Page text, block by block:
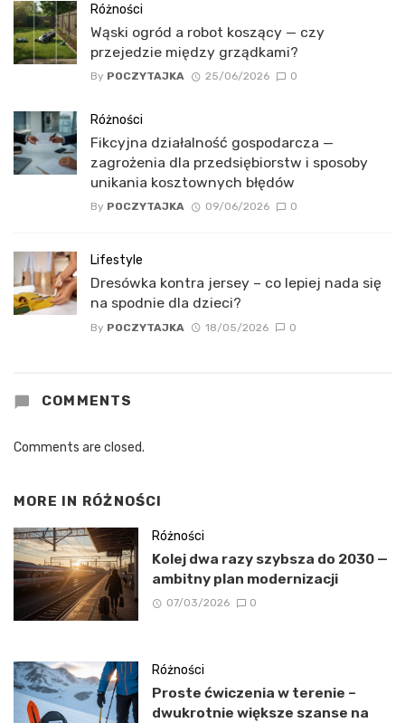
Różności
Wąski ogród a robot koszący — czy
przejedzie między grządkami?
By POCZYTAJKA 25/06/2026 0
Różności
Fikcyjna działalność gospodarcza —
zagrożenia dla przedsiębiorstw i sposoby
unikania kosztownych błędów
By POCZYTAJKA 09/06/2026 0
Lifestyle
Dresówka kontra jersey – co lepiej nada się
na spodnie dla dzieci?
By POCZYTAJKA 18/05/2026 0
COMMENTS
Comments are closed.
MORE IN RÓŻNOŚCI
Różności
Kolej dwa razy szybsza do 2030 —
ambitny plan modernizacji
07/03/2026 0
Różności
Proste ćwiczenia w terenie –
dwukrotnie większe szanse na